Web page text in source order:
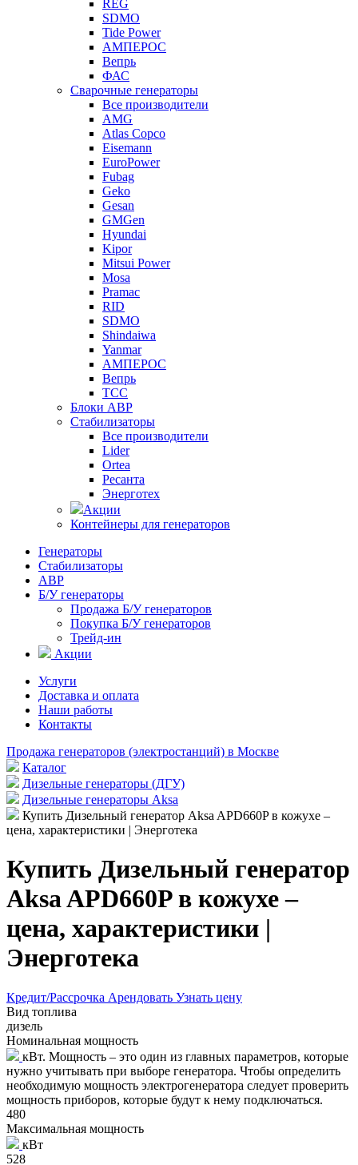
REG
SDMO
Tide Power
АМПЕРОС
Вепрь
ФАС
Сварочные генераторы
Все производители
AMG
Atlas Copco
Eisemann
EuroPower
Fubag
Geko
Gesan
GMGen
Hyundai
Kipor
Mitsui Power
Mosa
Pramac
RID
SDMO
Shindaiwa
Yanmar
АМПЕРОС
Вепрь
ТСС
Блоки АВР
Стабилизаторы
Все производители
Lider
Ortea
Ресанта
Энерготех
Акции
Контейнеры для генераторов
Генераторы
Стабилизаторы
АВР
Б/У генераторы
Продажа Б/У генераторов
Покупка Б/У генераторов
Трейд-ин
Акции
Услуги
Доставка и оплата
Наши работы
Контакты
Продажа генераторов (электростанций) в Москве
Каталог
Дизельные генераторы (ДГУ)
Дизельные генераторы Aksa
Купить Дизельный генератор Aksa APD660P в кожухе –
цена, характеристики | Энерготека
Купить Дизельный генератор
Aksa APD660P в кожухе –
цена, характеристики |
Энерготека
Кредит/Рассрочка Арендовать Узнать цену
Вид топлива
дизель
Номинальная мощность
кВт. Мощность – это один из главных параметров, которые
нужно учитывать при выборе генератора. Чтобы определить
необходимую мощность электрогенератора следует проверить
мощность приборов, которые будут к нему подключаться.
480
Максимальная мощность
кВт
528